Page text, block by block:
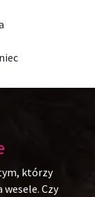
którzy
Czy